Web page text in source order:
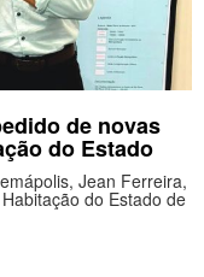
de novas
do Estado
Jean Ferreira,
do Estado de